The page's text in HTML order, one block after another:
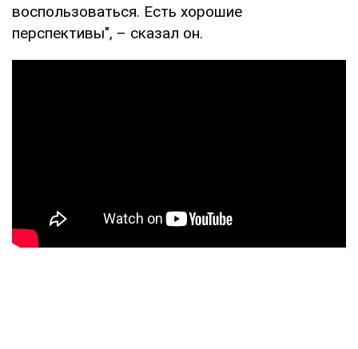
воспользоваться. Есть хорошие
перспективы", – сказал он.